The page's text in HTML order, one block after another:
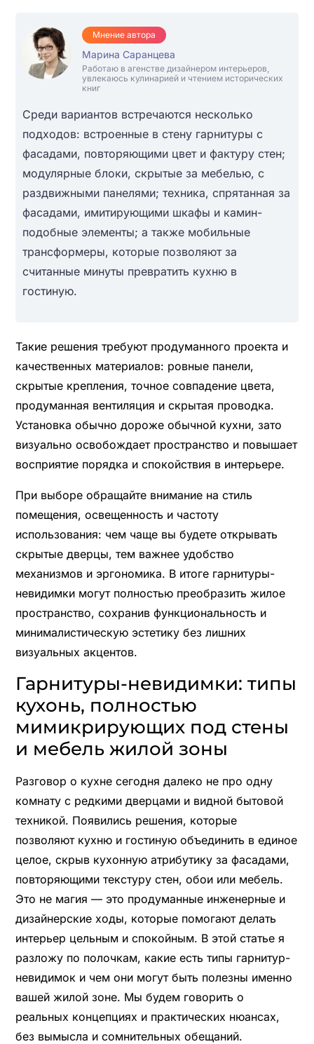
Мнение автора
Марина Саранцева
Работаю в агенстве дизайнером интерьеров,
увлекаюсь кулинарией и чтением исторических
книг
Среди вариантов встречаются несколько
подходов: встроенные в стену гарнитуры с
фасадами, повторяющими цвет и фактуру стен;
модулярные блоки, скрытые за мебелью, с
раздвижными панелями; техника, спрятанная за
фасадами, имитирующими шкафы и камин-
подобные элементы; а также мобильные
трансформеры, которые позволяют за
считанные минуты превратить кухню в
гостиную.
Такие решения требуют продуманного проекта и
качественных материалов: ровные панели,
скрытые крепления, точное совпадение цвета,
продуманная вентиляция и скрытая проводка.
Установка обычно дороже обычной кухни, зато
визуально освобождает пространство и повышает
восприятие порядка и спокойствия в интерьере.
При выборе обращайте внимание на стиль
помещения, освещенность и частоту
использования: чем чаще вы будете открывать
скрытые дверцы, тем важнее удобство
механизмов и эргономика. В итоге гарнитуры-
невидимки могут полностью преобразить жилое
пространство, сохранив функциональность и
минималистическую эстетику без лишних
визуальных акцентов.
Гарнитуры-невидимки: типы
кухонь, полностью
мимикрирующих под стены
и мебель жилой зоны
Разговор о кухне сегодня далеко не про одну
комнату с редкими дверцами и видной бытовой
техникой. Появились решения, которые
позволяют кухню и гостиную объединить в единое
целое, скрыв кухонную атрибутику за фасадами,
повторяющими текстуру стен, обои или мебель.
Это не магия — это продуманные инженерные и
дизайнерские ходы, которые помогают делать
интерьер цельным и спокойным. В этой статье я
разложу по полочкам, какие есть типы гарнитур-
невидимок и чем они могут быть полезны именно
вашей жилой зоне. Мы будем говорить о
реальных концепциях и практических нюансах,
без вымысла и сомнительных обещаний.